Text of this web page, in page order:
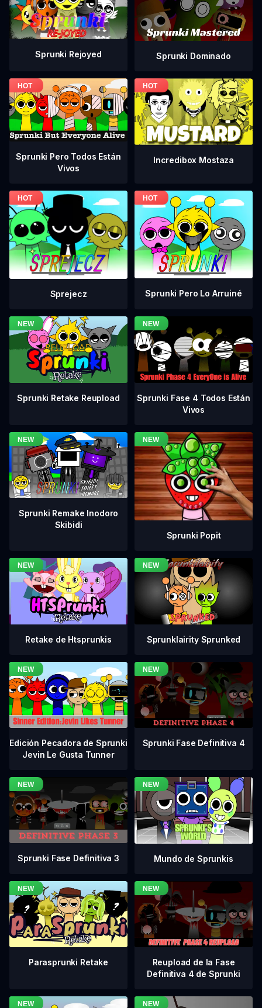
Sprunki Rejoyed Sprunki Dominado
Sprunki Pero Todos Están
Vivos
Incredibox Mostaza
Sprejecz Sprunki Pero Lo Arruiné
Sprunki Retake Reupload
Sprunki Fase 4 Todos Están
Vivos
Sprunki Remake Inodoro
Skibidi
Sprunki Popit
Retake de Htsprunkis Sprunklairity Sprunked
Edición Pecadora de Sprunki
Jevin Le Gusta Tunner
Sprunki Fase Definitiva 4
Sprunki Fase Definitiva 3 Mundo de Sprunkis
Parasprunki Retake
Reupload de la Fase
Definitiva 4 de Sprunki